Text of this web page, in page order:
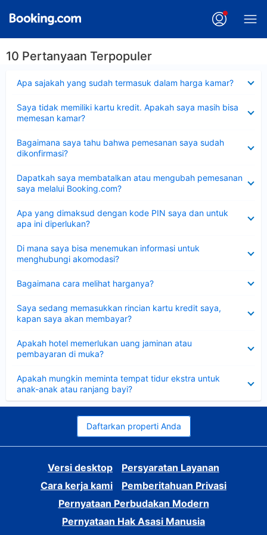
10 Pertanyaan Terpopuler
Apa sajakah yang sudah termasuk dalam harga kamar?
Saya tidak memiliki kartu kredit. Apakah saya masih bisa
memesan kamar?
Bagaimana saya tahu bahwa pemesanan saya sudah
dikonfirmasi?
Dapatkah saya membatalkan atau mengubah pemesanan
saya melalui Booking.com?
Apa yang dimaksud dengan kode PIN saya dan untuk
apa ini diperlukan?
Di mana saya bisa menemukan informasi untuk
menghubungi akomodasi?
Bagaimana cara melihat harganya?
Saya sedang memasukkan rincian kartu kredit saya,
kapan saya akan membayar?
Apakah hotel memerlukan uang jaminan atau
pembayaran di muka?
Apakah mungkin meminta tempat tidur ekstra untuk
anak-anak atau ranjang bayi?
Daftarkan properti Anda
Versi desktop
Persyaratan Layanan
Cara kerja kami
Pemberitahuan Privasi
Pernyataan Perbudakan Modern
Pernyataan Hak Asasi Manusia